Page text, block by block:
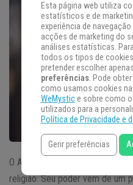
O Anel Atlante não é um objeto
religião. Seu poder vem de um
Esta página web utiliza
estatísticos e de
experiência de
acções de marketing do
análises estatísticas.
todos os tipos de
pretender escolher
preferências. Pode
como usamos cookies na
WeMystice sobre como
utilizados para a
Política de Privacidade e
Gerir preferências